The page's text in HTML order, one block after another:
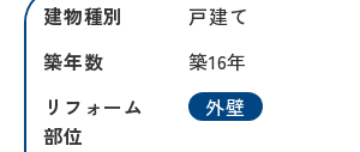
建物種別
戸建て
築年数
築16年
リフォーム
部位
外壁